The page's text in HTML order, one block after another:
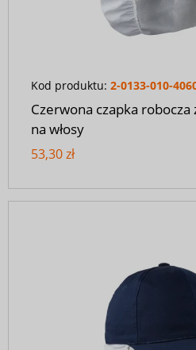
Kod produktu: 2-0133-010-
Czerwona czapka robocza
na włosy
53,30 zł